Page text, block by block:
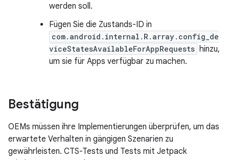
werden soll.
Fügen Sie die Zustands-ID in
com.android.internal.R.array.config_de
viceStatesAvailableForAppRequests hinzu,
um sie für Apps verfügbar zu machen.
Bestätigung
OEMs müssen ihre Implementierungen überprüfen, um das
erwartete Verhalten in gängigen Szenarien zu
gewährleisten. CTS-Tests und Tests mit Jetpack